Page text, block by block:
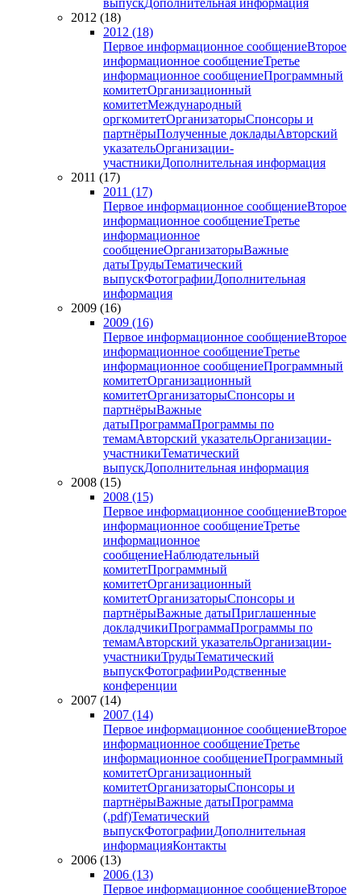
выпускДополнительная информация
2012 (18)
2012 (18)
Первое информационное сообщениеВторое
информационное сообщениеТретье
информационное сообщениеПрограммный
комитетОрганизационный
комитетМеждународный
оргкомитетОрганизаторыСпонсоры и
партнёрыПолученные докладыАвторский
указательОрганизации-
участникиДополнительная информация
2011 (17)
2011 (17)
Первое информационное сообщениеВторое
информационное сообщениеТретье
информационное
сообщениеОрганизаторыВажные
датыТрудыТематический
выпускФотографииДополнительная
информация
2009 (16)
2009 (16)
Первое информационное сообщениеВторое
информационное сообщениеТретье
информационное сообщениеПрограммный
комитетОрганизационный
комитетОрганизаторыСпонсоры и
партнёрыВажные
датыПрограммаПрограммы по
темамАвторский указательОрганизации-
участникиТематический
выпускДополнительная информация
2008 (15)
2008 (15)
Первое информационное сообщениеВторое
информационное сообщениеТретье
информационное
сообщениеНаблюдательный
комитетПрограммный
комитетОрганизационный
комитетОрганизаторыСпонсоры и
партнёрыВажные датыПриглашенные
докладчикиПрограммаПрограммы по
темамАвторский указательОрганизации-
участникиТрудыТематический
выпускФотографииРодственные
конференции
2007 (14)
2007 (14)
Первое информационное сообщениеВторое
информационное сообщениеТретье
информационное сообщениеПрограммный
комитетОрганизационный
комитетОрганизаторыСпонсоры и
партнёрыВажные датыПрограмма
(.pdf)Тематический
выпускФотографииДополнительная
информацияКонтакты
2006 (13)
2006 (13)
Первое информационное сообщениеВторое